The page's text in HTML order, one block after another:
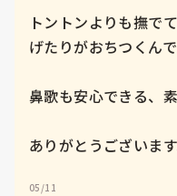
トントンよりも撫で
げたりがおちつくん
鼻歌も安心できる、
ありがとうございます
05/11